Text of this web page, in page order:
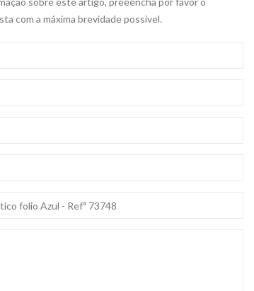
com a máxima brevidade possivel.